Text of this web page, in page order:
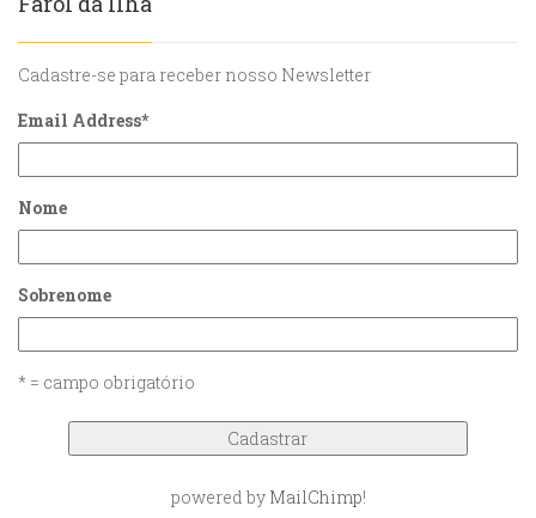
Cadastre-se para receber nosso Newsletter
Email Address*
Nome
Sobrenome
* = campo obrigatório
powered by MailChimp!